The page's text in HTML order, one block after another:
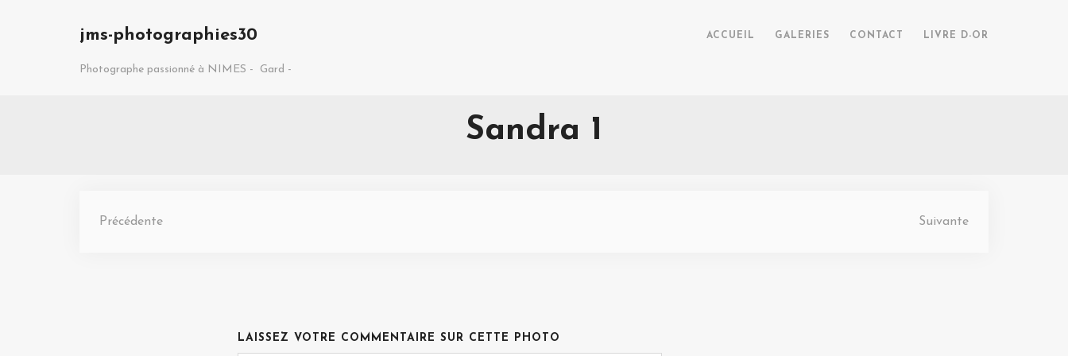
jms-photographies30 ACCUEIL GALERIES CONTACT LIVRE D-OR
Photographe passionné à NIMES - Gard -
Sandra 1
Précédente Suivante
LAISSEZ VOTRE COMMENTAIRE SUR CETTE PHOTO